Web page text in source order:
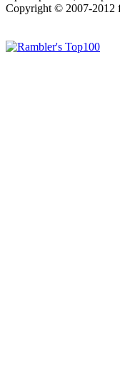
Copyright © 2007-2012